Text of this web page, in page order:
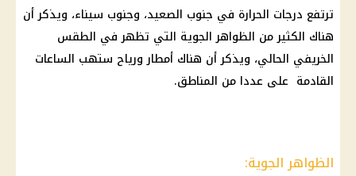
ترتفع درجات الحرارة في جنوب الصعيد، وجنوب سيناء، ويذكر أن
هناك الكثير من الظواهر الجوية التي تظهر في الطقس
الخريفي الحالي، ويذكر أن هناك أمطار ورياح ستهب الساعات
القادمة على عددا من المناطق.
الظواهر الجوية: